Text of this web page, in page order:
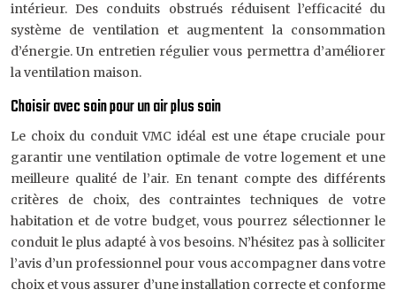
intérieur. Des conduits obstrués réduisent l’efficacité du
système de ventilation et augmentent la consommation
d’énergie. Un entretien régulier vous permettra d’améliorer
la ventilation maison.
Choisir avec soin pour un air plus sain
Le choix du conduit VMC idéal est une étape cruciale pour
garantir une ventilation optimale de votre logement et une
meilleure qualité de l’air. En tenant compte des différents
critères de choix, des contraintes techniques de votre
habitation et de votre budget, vous pourrez sélectionner le
conduit le plus adapté à vos besoins. N’hésitez pas à solliciter
l’avis d’un professionnel pour vous accompagner dans votre
choix et vous assurer d’une installation correcte et conforme